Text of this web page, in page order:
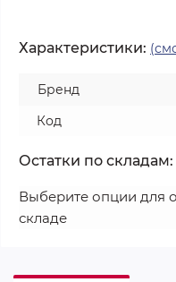
Характеристики:
Бренд
Код
Остатки по складам:
Выберите опции для
складе